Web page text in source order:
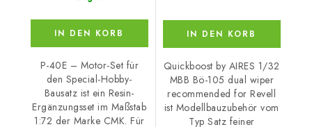
IN DEN KORB
P-40E – Motor-Set für
den Special-Hobby-
Bausatz ist ein Resin-
Ergänzungsset im Maßstab
1:72 der Marke CMK. Für
IN DEN KORB
Quickboost by AIRES 1/32
MBB Bö-105 dual wiper
recommended for Revell
ist Modellbauzubehör vom
Typ Satz feiner